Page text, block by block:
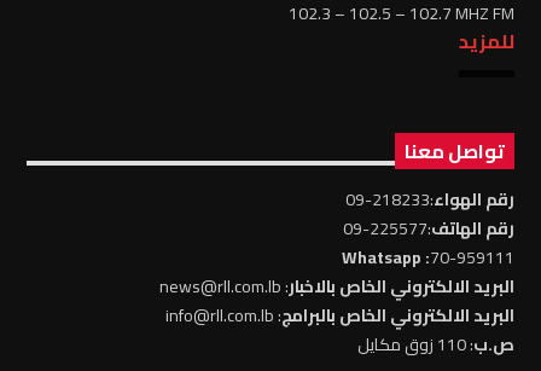
102.3 – 102.5 – 102.7 MHZ FM
للمزيد
تواصل معنا
رقم الهواء:218233-09
رقم الهاتف:225577-09
70-959111
: Whatsapp
البريد الالكتروني الخاص بالاخبار: news@rll.com.lb
البريد الالكتروني الخاص بالبرامج: info@rll.com.lb
ص.ب: 110 زوق مكايل